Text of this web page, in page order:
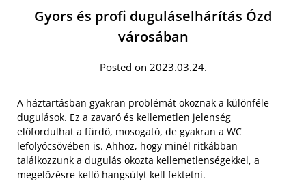
Gyors és profi duguláselhárítás Ózd
városában
Posted on 2023.03.24.
A háztartásban gyakran problémát okoznak a különféle
dugulások. Ez a zavaró és kellemetlen jelenség
előfordulhat a fürdő, mosogató, de gyakran a WC
lefolyócsövében is. Ahhoz, hogy minél ritkábban
találkozzunk a dugulás okozta kellemetlenségekkel, a
megelőzésre kellő hangsúlyt kell fektetni.